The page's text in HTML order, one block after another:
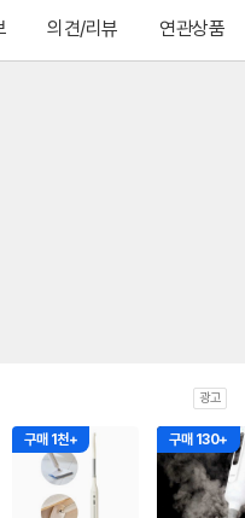
의견/리뷰 연관상품
광고
구매 1천+ 구매 130+